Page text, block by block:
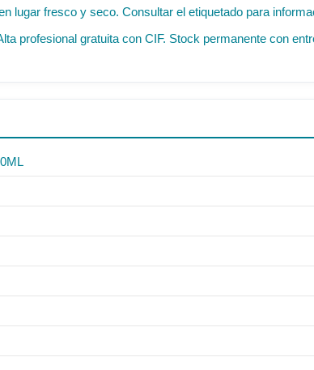
lugar fresco y seco. Consultar el etiquetado para
profesional gratuita con CIF. Stock permanente con